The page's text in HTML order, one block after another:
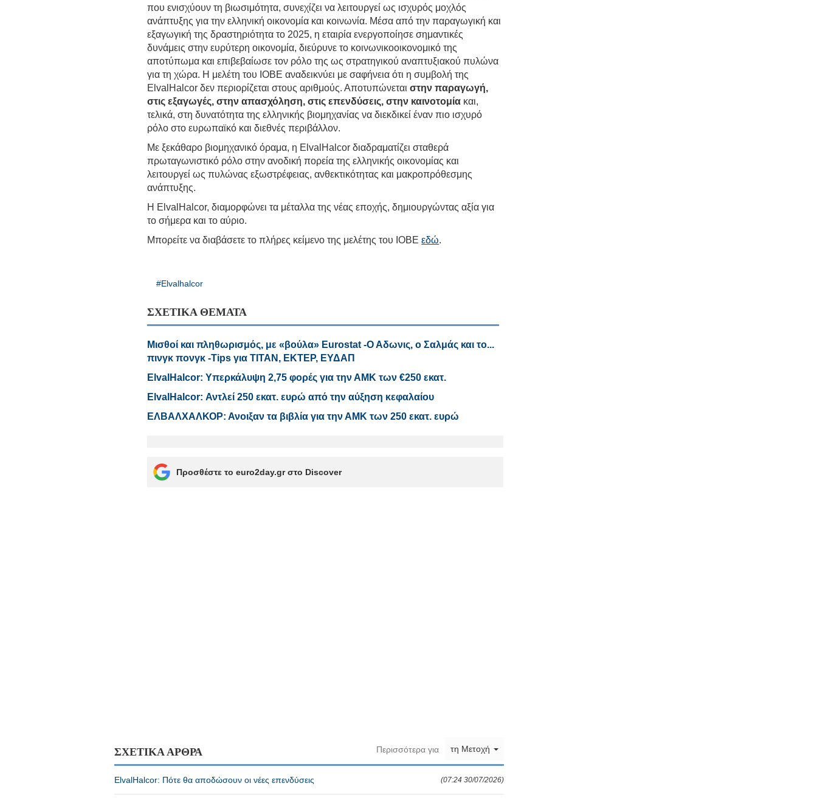
που ενισχύουν τη βιωσιμότητα, συνεχίζει να λειτουργεί ως ισχυρός μοχλός
ανάπτυξης για την ελληνική οικονομία και κοινωνία. Μέσα από την παραγωγική και
εξαγωγική της δραστηριότητα το 2025, η εταιρία ενεργοποίησε σημαντικές
δυνάμεις στην ευρύτερη οικονομία, διεύρυνε το κοινωνικοοικονομικό της
αποτύπωμα και επιβεβαίωσε τον ρόλο της ως στρατηγικού αναπτυξιακού πυλώνα
για τη χώρα. Η μελέτη του ΙΟΒΕ αναδεικνύει με σαφήνεια ότι η συμβολή της
ElvalHalcor δεν περιορίζεται στους αριθμούς. Αποτυπώνεταιστην παραγωγή,
στις εξαγωγές, στην απασχόληση, στις επενδύσεις, στην καινοτομία και,
τελικά, στη δυνατότητα της ελληνικής βιομηχανίας να διεκδικεί έναν πιο ισχυρό
ρόλο στο ευρωπαϊκό και διεθνές περιβάλλον.
Με ξεκάθαρο βιομηχανικό όραμα, η ElvalHalcor διαδραματίζει σταθερά
πρωταγωνιστικό ρόλο στην ανοδική πορεία της ελληνικής οικονομίας και
λειτουργεί ως πυλώνας εξωστρέφειας, ανθεκτικότητας και μακροπρόθεσμης
ανάπτυξης.
Η ElvalHalcor, διαμορφώνει τα μέταλλα της νέας εποχής, δημιουργώντας αξία για
το σήμερα και το αύριο.
Μπορείτε να διαβάσετε το πλήρες κείμενο της μελέτης του ΙΟΒΕεδώ.
#Elvalhalcor
ΣΧΕΤΙΚΑ ΘΕΜΑΤΑ
Μισθοί και πληθωρισμός, με «βούλα» Eurostat -Ο Αδωνις, ο Σαλμάς και το...
πινγκ πονγκ -Tips για ΤΙΤΑΝ, ΕΚΤΕΡ, ΕΥΔΑΠ
ElvalHalcor: Υπερκάλυψη 2,75 φορές για την ΑΜΚ των €250 εκατ.
ElvalΗalcor: Αντλεί 250 εκατ. ευρώ από την αύξηση κεφαλαίου
ΕΛΒΑΛΧΑΛΚΟΡ: Ανοιξαν τα βιβλία για την ΑΜΚ των 250 εκατ. ευρώ
Προσθέστε το euro2day.gr στο Discover
ΣΧΕΤΙΚΑ ΑΡΘΡΑ Περισσότερα για τη Μετοχή
ElvalHalcor: Πότε θα αποδώσουν οι νέες επενδύσεις (07:24 30/07/2026)